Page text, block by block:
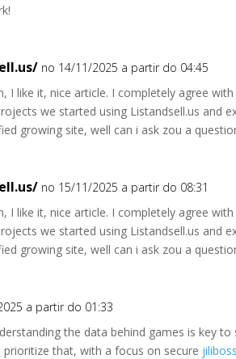
no 14/11/2025 a partir do 04:45
I like it, nice article. I completely agree
we started using Listandsell.us and
growing site, well can i ask zou a
no 15/11/2025 a partir do 08:31
I like it, nice article. I completely agree
we started using Listandsell.us and
growing site, well can i ask zou a
a partir do 01:33
the data behind games is key
prioritize that, with a focus on secure